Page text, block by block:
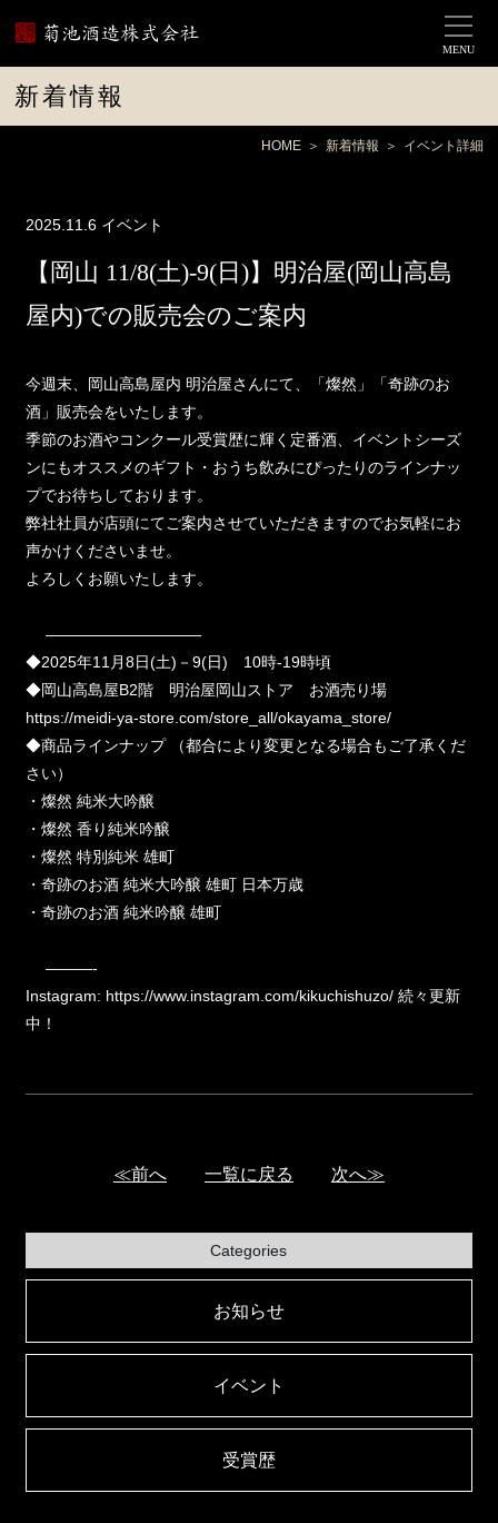
MENU
新着情報
HOME 新着情報 イベント詳細
2025.11.6 イベント
【岡山 11/8(土)-9(日)】明治屋(岡山高島
屋内)での販売会のご案内
今週末、岡山高島屋内 明治屋さんにて、「燦然」「奇跡のお
酒」販売会をいたします。
季節のお酒やコンクール受賞歴に輝く定番酒、イベントシーズ
ンにもオススメのギフト・おうち飲みにぴったりのラインナッ
プでお待ちしております。
弊社社員が店頭にてご案内させていただきますのでお気軽にお
声かけくださいませ。
よろしくお願いたします。
――――――――――
◆2025年11月8日(土)－9(日) 10時-19時頃
◆岡山高島屋B2階 明治屋岡山ストア お酒売り場
https://meidi-ya-store.com/store_all/okayama_store/
◆商品ラインナップ （都合により変更となる場合もご了承くだ
さい）
・燦然 純米大吟醸
・燦然 香り純米吟醸
・燦然 特別純米 雄町
・奇跡のお酒 純米大吟醸 雄町 日本万歳
・奇跡のお酒 純米吟醸 雄町
———-
Instagram: https://www.instagram.com/kikuchishuzo/ 続々更新
中！
≪前へ 一覧に戻る 次へ≫
Categories
お知らせ
イベント
受賞歴